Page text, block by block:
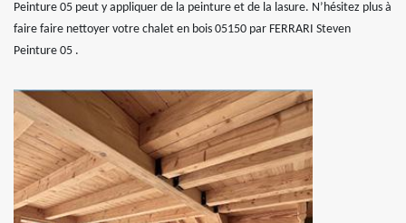
Peinture 05 peut y appliquer de la peinture et de la lasure. N’hésitez plus à
faire faire nettoyer votre chalet en bois 05150 par FERRARI Steven
Peinture 05 .